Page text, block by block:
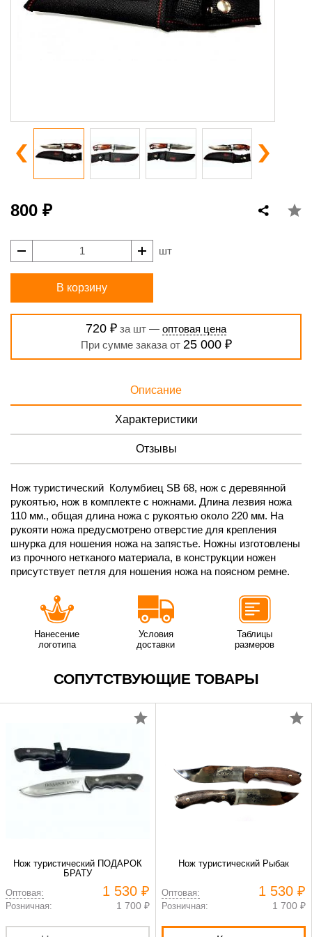
800 ₽
шт
В корзину
720 ₽ за шт — оптовая цена
При сумме заказа от 25 000 ₽
Описание
Характеристики
Отзывы
Нож туристический Колумбиец SB 68, нож с деревянной
рукоятью, нож в комплекте с ножнами. Длина лезвия ножа
110 мм., общая длина ножа с рукоятью около 220 мм. На
рукояти ножа предусмотрено отверстие для крепления
шнурка для ношения ножа на запястье. Ножны изготовлены
из прочного нетканого материала, в конструкции ножен
присутствует петля для ношения ножа на поясном ремне.
Нанесение
логотипа
Условия
доставки
Таблицы
размеров
СОПУТСТВУЮЩИЕ ТОВАРЫ
Нож туристический ПОДАРОК
БРАТУ
Оптовая:
1 530 ₽
Розничная: 1 700 ₽
Нож туристический Рыбак
Оптовая: 1 530 ₽
Розничная: 1 700 ₽